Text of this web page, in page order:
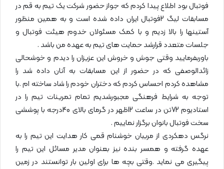
فوتبال بود اطلاع پیدا کردم که جواز حضور شرکت یک تیم به قم در
مسابقات لیگ 2فوتبال ایران داده شده است و به همین منظور
آستینها را بالا زدیم و با کمک مسئولان خدوم هیئت فوتبال و
جلسات متعدد قرارشد حمایت های تیم به عهده من باشد .
باوربفرمایید وقتی جوش و خروش این عزیزان را دیدم و خوشحالی
زائدالوصفی که در حضور از این مسابقات به آنان داده شد را
مشاهده کردم احساس کردم که دختران خودم را شاد ساخته ام .با
توجه به شرایط فرهنگی مجبورشدیم تمام تمرینات تیم را در
استادیوم 72تن در ساعت 12ظهر در گرمای بالای 40درجه با پوششی
سخت فوتبال بانوان برگزار نماییم .
نرگس دهکردی از مربیان خوشنام قمی کار هدایت این تیم را به
عهده گرفته و همسر بنده نیز بعنوان مدیر مسائل این تیم را
پیگیری می نماید .وقتی بچه ها برای اولین بار توانستند در زمین